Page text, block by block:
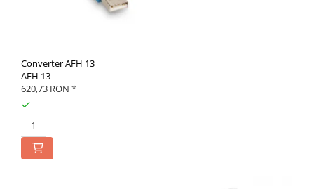
Converter AFH 13
AFH 13
620,73 RON *